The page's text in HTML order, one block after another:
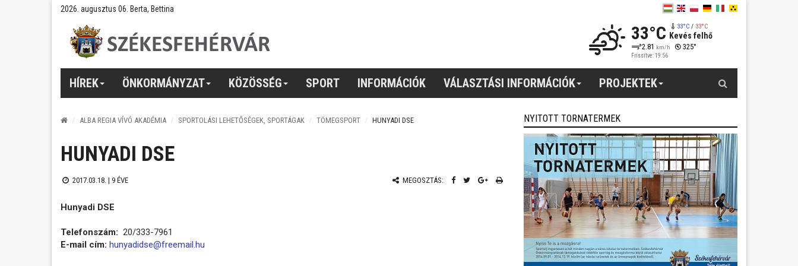
2026. augusztus 06. Berta, Bettina
33°C 33°C/ 33°C
Kevés felhő
2.81 km/h 325°
Frissítve: 19:56
HÍREK ÖNKORMÁNYZAT KÖZÖSSÉG SPORT INFORMÁCIÓK VÁLASZTÁSI INFORMÁCIÓK PROJEKTEK
ALBA REGIA VÍVÓ AKADÉMIA SPORTOLÁSI LEHETŐSÉGEK, SPORTÁGAK TÖMEGSPORT HUNYADI DSE
HUNYADI DSE
2017.03.18. | 9 ÉVE MEGOSZTÁS:
Hunyadi DSE
Telefonszám: 20/333-7961
E-mail cím: hunyadidse@freemail.hu
NYITOTT TORNATERMEK